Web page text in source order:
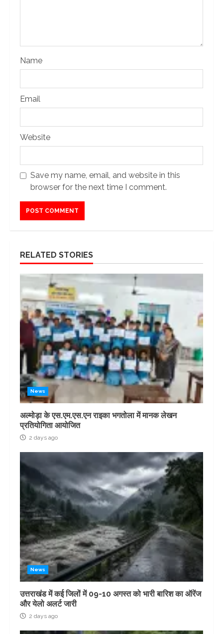
Name
Email
Website
Save my name, email, and website in this
browser for the next time I comment.
RELATED STORIES
News
अल्मोड़ा के एस.एम.एस.एन राइका भगतोला में मानक लेखन
प्रतियोगिता आयोजित
2 days ago
News
उत्तराखंड में कई जिलों में 09-10 अगस्त को भारी बारिश का ऑरेंज
और येलो अलर्ट जारी
2 days ago